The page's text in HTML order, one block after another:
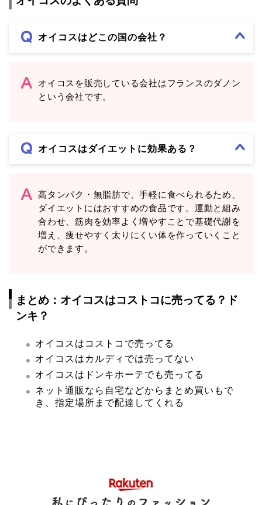
オイコスはどこの国の会社？
オイコスを販売している会社はフランスのダノン
という会社です。
オイコスはダイエットに効果ある？
高タンパク・無脂肪で、手軽に食べられるため、
ダイエットにはおすすめの食品です。運動と組み
合わせ、筋肉を効率よく増やすことで基礎代謝を
増え、痩せやすく太りにくい体を作っていくこと
ができます。
まとめ：オイコスはコストコに売ってる？ド
ンキ？
オイコスはコストコで売ってる
オイコスはカルディでは売ってない
オイコスはドンキホーテでも売ってる
ネット通販なら自宅などからまとめ買いもで
き、指定場所まで配達してくれる